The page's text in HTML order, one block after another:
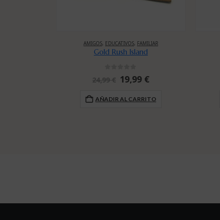
AMIGOS, EDUCATIVOS, FAMILIAR
Gold Rush Island
24,99€ El
precio
original
era:
19,99€El
actual
es:
AÑADIR AL CARRITO